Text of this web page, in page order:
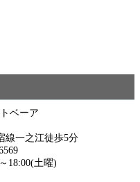
ベーア
線一之江徒歩5分
18:00(土曜)